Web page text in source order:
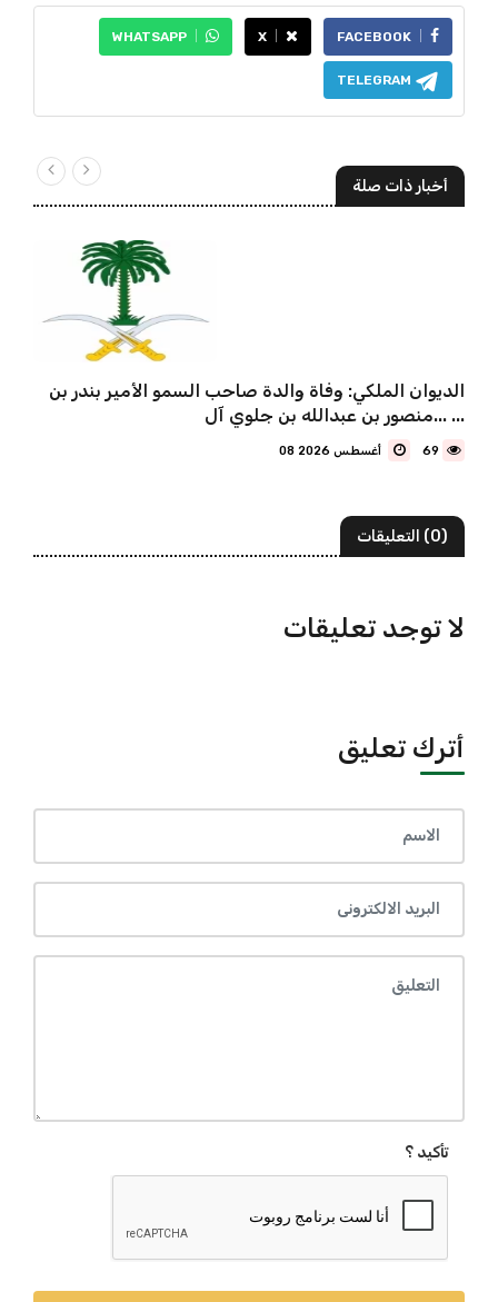
FACEBOOK
X
WHATSAPP
TELEGRAM
أخبار ذات صلة
الديوان الملكي: وفاة والدة صاحب السمو الأمير بندر بن
منصور بن عبدالله بن جلوي آل... ...
69
(0) التعليقات
لا توجد تعليقات
أترك تعليق
تأكيد ؟